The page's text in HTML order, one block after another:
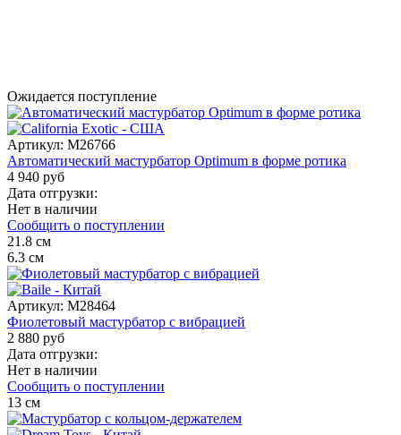
Ожидается поступление
Артикул: M26766
Автоматический мастурбатор Optimum в форме ротика
4 940 руб
Дата отгрузки:
Нет в наличии
Сообщить о поступлении
21.8 см
6.3 см
Артикул: M28464
Фиолетовый мастурбатор с вибрацией
2 880 руб
Дата отгрузки:
Нет в наличии
Сообщить о поступлении
13 см